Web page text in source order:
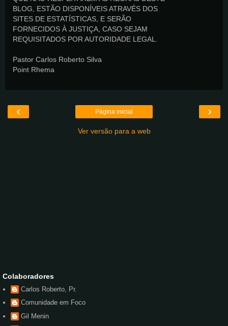
BLOG, ESTÃO DISPONÍVEIS ATRAVÉS DOS
SITES DE ESTATÍSTICAS, E SERÃO
FORNECIDOS À JUSTIÇA, CASO SEJAM
REQUISITADOS POR AUTORIDADE LEGAL.
Pastor Carlos Roberto Silva
Point Rhema
‹ ›
Página inicial
Ver versão para a web
Colaboradores
Carlos Roberto, Pr.
Comunidade em Foco
Gil Menin